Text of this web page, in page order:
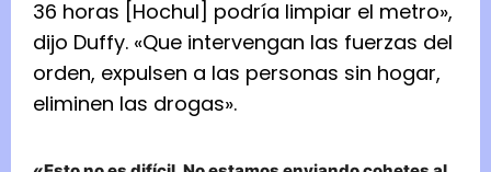
36 horas [Hochul] podría limpiar el metro»,
dijo Duffy. «Que intervengan las fuerzas del
orden, expulsen a las personas sin hogar,
eliminen las drogas».